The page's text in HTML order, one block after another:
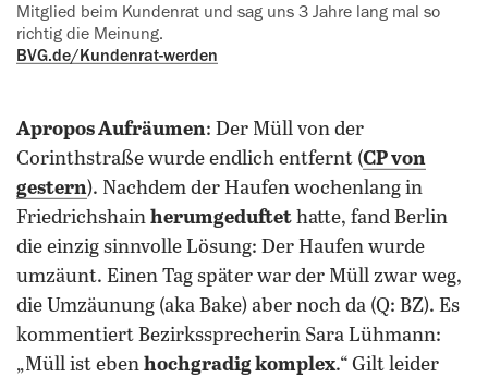
Mitglied beim Kundenrat und sag uns 3 Jahre lang mal so
richtig die Meinung.
BVG.de/Kundenrat-werden
Apropos Aufräumen: Der Müll von der
Corinthstraße wurde endlich entfernt (CP von
gestern). Nachdem der Haufen wochenlang in
Friedrichshain herumgeduftet hatte, fand Berlin
die einzig sinnvolle Lösung: Der Haufen wurde
umzäunt. Einen Tag später war der Müll zwar weg,
die Umzäunung (aka Bake) aber noch da (Q: BZ). Es
kommentiert Bezirkssprecherin Sara Lühmann:
„Müll ist eben hochgradig komplex.“ Gilt leider